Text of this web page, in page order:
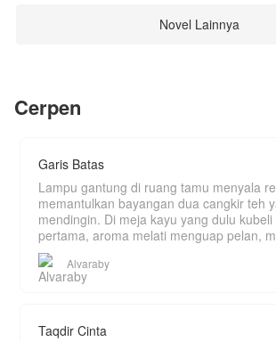
[Hadiah : alat penyulingan
gunung, dan tidak ada
langit. Ini adalah alam yang
Wajahnya sangat tampan
ketenangan yang tidak
seusianya. Matanya hitam
malam.
Novel Lainnya
Cerpen
Garis Batas
Lampu gantung di ruang tamu menyala
memantulkan bayangan dua cangkir teh
mendingin. Di meja kayu yang dulu
pertama, aroma melati menguap pelan,
ditelan k
Alvaraby
Taqdir Cinta